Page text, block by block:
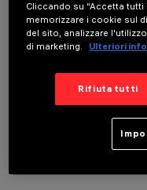
ACCESSORI
È necessario ordinare uno degli
Cliccando su “Accetta
memorizzare i cookie sul
del sito, analizzare
di marketing.
Ulteriori
Rifiuta tutti